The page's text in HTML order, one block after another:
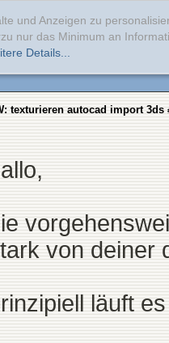
und Anzeigen zu
nur das Minimum an
Details...
texturieren autocad import 3ds
von deiner
läuft